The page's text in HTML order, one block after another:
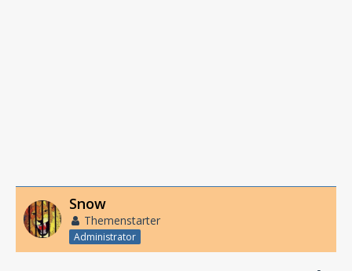
Snow
Themenstarter
Administrator